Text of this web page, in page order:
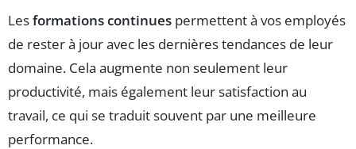
Lesformations continues permettent à vos employés
de rester à jour avec les dernières tendances de leur
domaine. Cela augmente non seulement leur
productivité, mais également leur satisfaction au
travail, ce qui se traduit souvent par une meilleure
performance.